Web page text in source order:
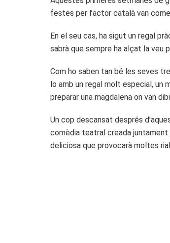
festes per l’actor català van
En el seu cas, ha sigut un regal
sabrà que sempre ha alçat la veu
Com ho saben tan bé les seves
lo amb un regal molt especial, un
preparar una magdalena on van
Un cop descansat després
comèdia teatral creada juntament
deliciosa que provocarà moltes